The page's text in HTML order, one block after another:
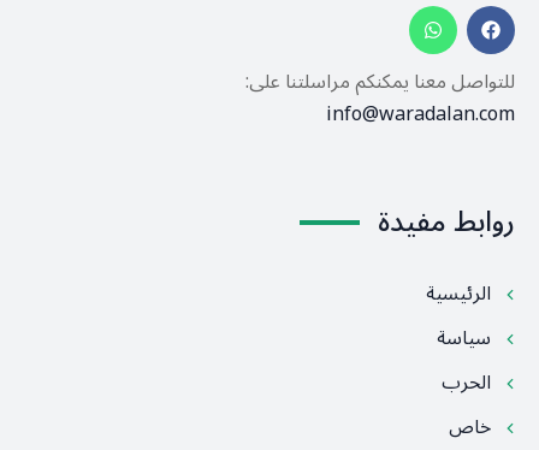
للتواصل معنا يمكنكم مراسلتنا على:
info@waradalan.com
روابط مفيدة
الرئيسية
سياسة
الحرب
خاص